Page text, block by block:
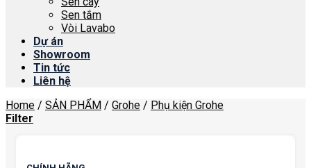
Sen tắm
Vòi Lavabo
Dự án
Showroom
Tin tức
Liên hệ
Home / SẢN PHẨM / Grohe / Phụ kiện Grohe
Filter